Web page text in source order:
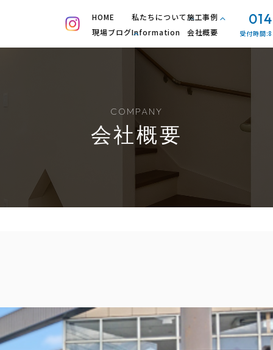
HOME
現場ブログ
私たちについて
Information
施工事例
会社概要
受付時間
COMPANY
会社概要